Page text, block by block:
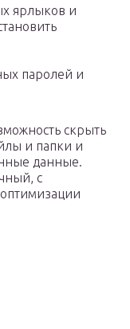
ярлыков и
паролей и
скрыть
и папки и
данные.
с